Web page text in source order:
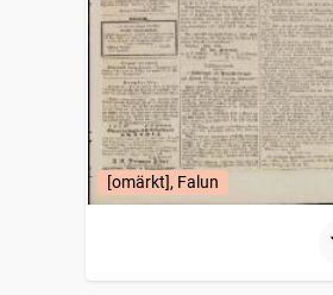
[omärkt], Falun